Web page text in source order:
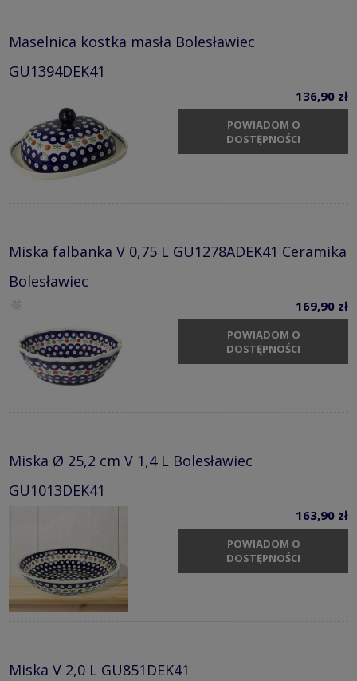
Maselnica kostka masła Bolesławiec
GU1394DEK41
136,90 zł
POWIADOM O
DOSTĘPNOŚCI
Miska falbanka V 0,75 L GU1278ADEK41 Ceramika
Bolesławiec
169,90 zł
POWIADOM O
DOSTĘPNOŚCI
Miska Ø 25,2 cm V 1,4 L Bolesławiec
GU1013DEK41
163,90 zł
POWIADOM O
DOSTĘPNOŚCI
Miska V 2,0 L GU851DEK41